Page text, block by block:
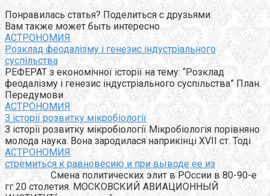
Понравилась статья? Поделиться с друзьями:
Вам также может быть интересно
АСТРОНОМИЯ
Розклад феодалізму і генезис індустріального
суспільства
РЕФЕРАТ з економічної історії на тему: “Розклад
феодалізму і генезис індустріального суспільства” План.
Передумови
АСТРОНОМИЯ
З історії розвитку мікробіології
З історії розвитку мікробіології Мікробіологія порівняно
молода наука. Вона зародилася наприкінці XVII ст. Тоді
АСТРОНОМИЯ
стремиться к равновесию и при выводе ее из
Смена политических элит в РОссии в 80-90-е
гг 20 столетия. МОСКОВСКИЙ АВИАЦИОННЫЙ